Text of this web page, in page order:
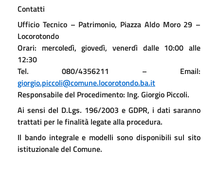
Contatti
Ufficio Tecnico – Patrimonio, Piazza Aldo Moro 29 –
Locorotondo
Orari: mercoledì, giovedì, venerdì dalle 10:00 alle
12:30
Tel. 080/4356211 – Email:
giorgio.piccoli@comune.locorotondo.ba.it
Responsabile del Procedimento: Ing. Giorgio Piccoli.
Ai sensi del D.Lgs. 196/2003 e GDPR, i dati saranno
trattati per le finalità legate alla procedura.
Il bando integrale e modelli sono disponibili sul sito
istituzionale del Comune.